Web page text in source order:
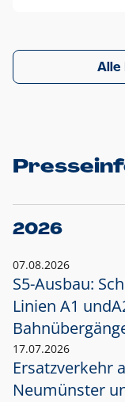
Alle
2026
07.08.2026
S5-Ausbau:
Linien A1 und
17.07.2026
Ersatzverkehr
Neumünster